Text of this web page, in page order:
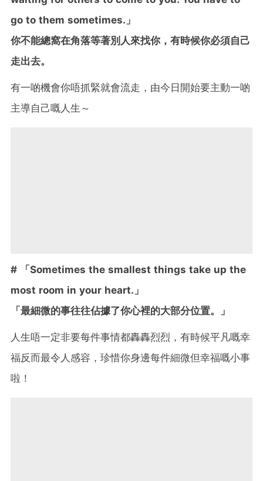
go to them sometimes.」
你不能總窩在角落等著別人來找你，有時候你必須自己
走出去。
有一啲機會你唔抓緊就會流走，由今日開始要主動一啲
主導自己嘅人生～
# 「Sometimes the smallest things take up the
most room in your heart.」
「最細微的事往往佔據了你心裡的大部分位置。」
人生唔一定非要每件事情都轟轟烈烈，有時候平凡嘅幸
福反而最令人感容，珍惜你身邊每件細微但幸福嘅小事
啦！